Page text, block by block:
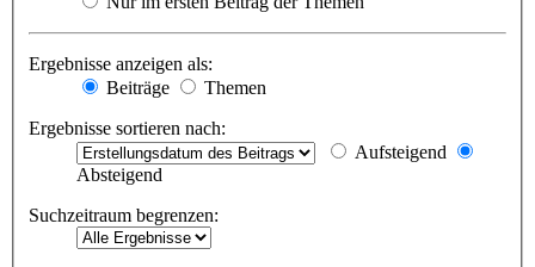
Ergebnisse anzeigen als:
Beiträge
Themen
Ergebnisse sortieren nach:
Aufsteigend
Absteigend
Suchzeitraum begrenzen: